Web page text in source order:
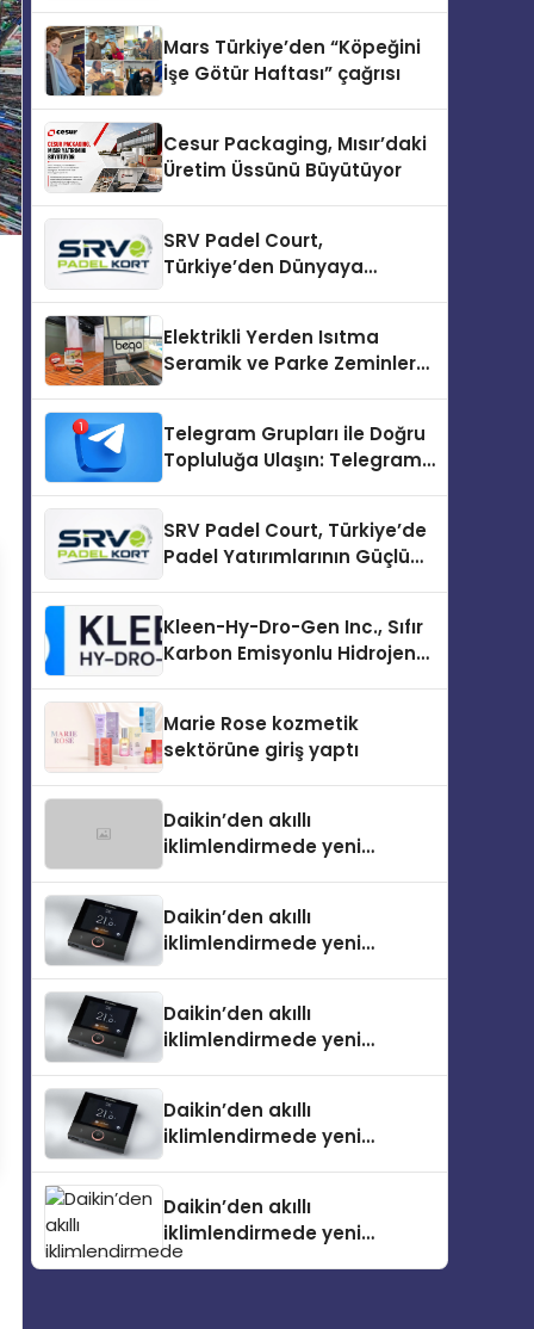
Mars Türkiye’den “Köpeğini
İşe Götür Haftası” çağrısı
Cesur Packaging, Mısır’daki
Üretim Üssünü Büyütüyor
SRV Padel Court,
Türkiye’den Dünyaya
Elektrikli Yerden Isıtma
Seramik ve Parke Zeminler
Telegram Grupları ile Doğru
Topluluğa Ulaşın: Telegram
SRV Padel Court, Türkiye’de
Padel Yatırımlarının Güçlü
Kleen-Hy-Dro-Gen Inc., Sıfır
Karbon Emisyonlu Hidrojen
Aldı
Marie Rose kozmetik
sektörüne giriş yaptı
Daikin’den akıllı
iklimlendirmede yeni
Daikin’den akıllı
iklimlendirmede yeni
Daikin’den akıllı
iklimlendirmede yeni
Daikin’den akıllı
iklimlendirmede yeni
Daikin’den akıllı
iklimlendirmede yeni
dönem: Madoka Plus